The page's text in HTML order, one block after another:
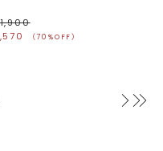
（70%OFF）
次へ